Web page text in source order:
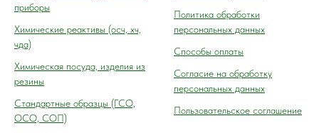
приборы
Химические реактивы (осч, хч,
чда)
Химическая посуда, изделия из
резины
Cтандартные образцы (ГСО,
ОСО, СОП)
Политика обработки
персональных данных
Способы оплаты
Согласие на обработку
персональных данных
Пользовательское соглашение